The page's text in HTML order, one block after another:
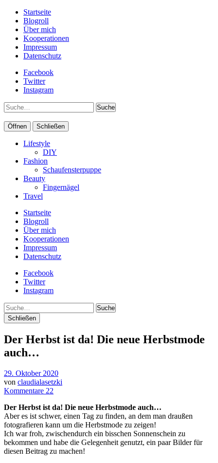
Startseite
Blogroll
Über mich
Kooperationen
Impressum
Datenschutz
Facebook
Twitter
Instagram
Suche
Öffnen Schließen
Lifestyle
DIY
Fashion
Schaufensterpuppe
Beauty
Fingernägel
Travel
Startseite
Blogroll
Über mich
Kooperationen
Impressum
Datenschutz
Facebook
Twitter
Instagram
Suche
Schließen
Der Herbst ist da! Die neue Herbstmode
auch…
29. Oktober 2020
von claudialasetzki
Kommentare 22
Der Herbst ist da! Die neue Herbstmode auch…
Aber es ist schwer, einen Tag zu finden, an dem man draußen
fotografieren kann um die Herbstmode zu zeigen!
Ich war froh, zwischendurch ein bisschen Sonnenschein zu
bekommen und habe die Gelegenheit genutzt, ein paar Bilder für
diesen Beitrag zu machen!